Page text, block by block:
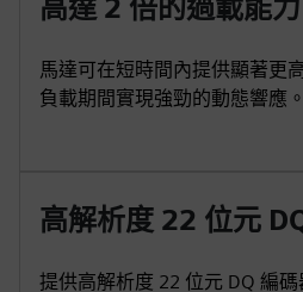
高達 2 倍的過載能力
馬達可在短時間內提供顯著更
負載期間實現強勁的動態響應。
高解析度 22 位元
提供高解析度 22 位元 DQ 編